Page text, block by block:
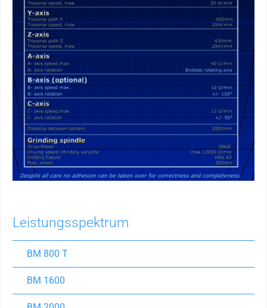
Leistungsspektrum
BM 800 T
BM 1600